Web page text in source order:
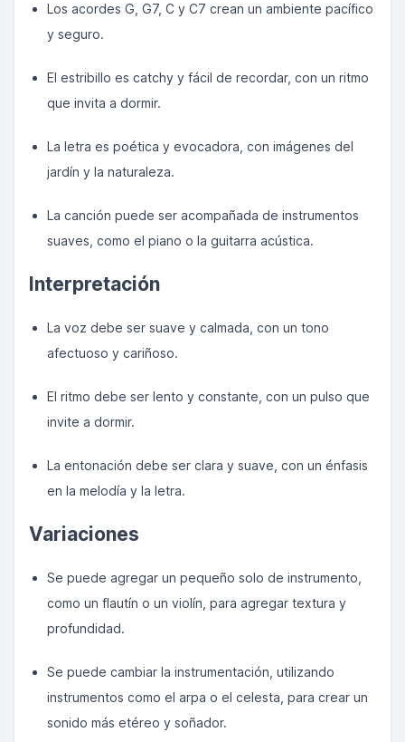
Los acordes G, G7, C y C7 crean un ambiente pacífico
y seguro.
El estribillo es catchy y fácil de recordar, con un ritmo
que invita a dormir.
La letra es poética y evocadora, con imágenes del
jardín y la naturaleza.
La canción puede ser acompañada de instrumentos
suaves, como el piano o la guitarra acústica.
Interpretación
La voz debe ser suave y calmada, con un tono
afectuoso y cariñoso.
El ritmo debe ser lento y constante, con un pulso que
invite a dormir.
La entonación debe ser clara y suave, con un énfasis
en la melodía y la letra.
Variaciones
Se puede agregar un pequeño solo de instrumento,
como un flautín o un violín, para agregar textura y
profundidad.
Se puede cambiar la instrumentación, utilizando
instrumentos como el arpa o el celesta, para crear un
sonido más etéreo y soñador.